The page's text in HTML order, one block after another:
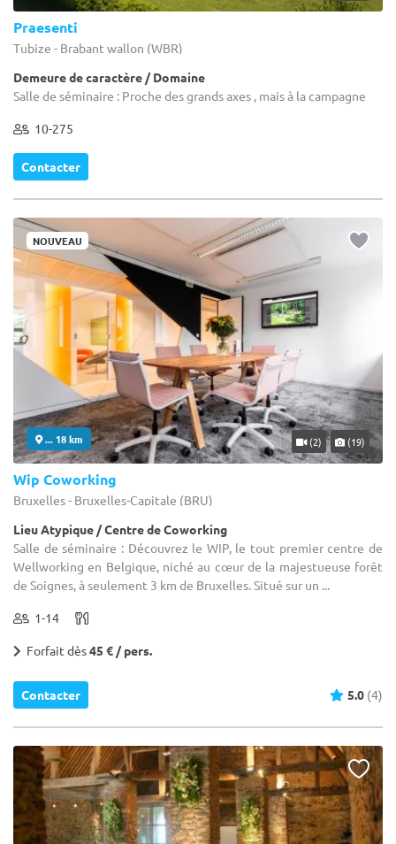
Praesenti
Tubize - Brabant wallon (WBR)
Demeure de caractère / Domaine
Salle de séminaire : Proche des grands axes , mais à la campagne
10-275
Contacter
NOUVEAU
... 18 km (2) (19)
Wip Coworking
Bruxelles - Bruxelles-Capitale (BRU)
Lieu Atypique / Centre de Coworking
Salle de séminaire : Découvrez le WIP, le tout premier centre de
Wellworking en Belgique, niché au cœur de la majestueuse forêt
de Soignes, à seulement 3 km de Bruxelles. Situé sur un ...
1-14
Forfait dès45 € / pers.
Contacter 5.0 (4)